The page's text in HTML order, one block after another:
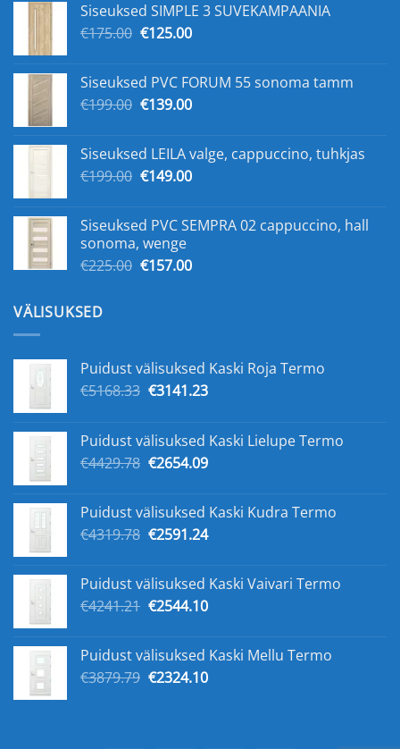
€159.00.€109.00.
Siseuksed SIMPLE 3 SUVEKAMPAANIA
€175.00 Algne
€175.00.
€125.00Praegune
€125.00.
Siseuksed PVC FORUM 55 sonoma tamm
€199.00 Algne
€199.00.
€139.00Praegune
€139.00.
Siseuksed LEILA valge, cappuccino, tuhkjas
€199.00 Algne
€199.00.
€149.00Praegune
€149.00.
Siseuksed PVC SEMPRA 02 cappuccino, hall
sonoma, wenge
€225.00 Algne
€157.00Praegune
VÄLISUKSED
Puidust välisuksed Kaski Roja Termo
€5168.33 Algne
€5168.33.
€3141.23Praegune
€3141.23.
Puidust välisuksed Kaski Lielupe Termo
€4429.78 Algne
€4429.78.
€2654.09Praegune
€2654.09.
Puidust välisuksed Kaski Kudra Termo
€4319.78 Algne
€4319.78.
€2591.24Praegune
€2591.24.
Puidust välisuksed Kaski Vaivari Termo
€4241.21 Algne
€4241.21.
€2544.10Praegune
€2544.10.
Puidust välisuksed Kaski Mellu Termo
€3879.79 Algne
€2324.10Praegune